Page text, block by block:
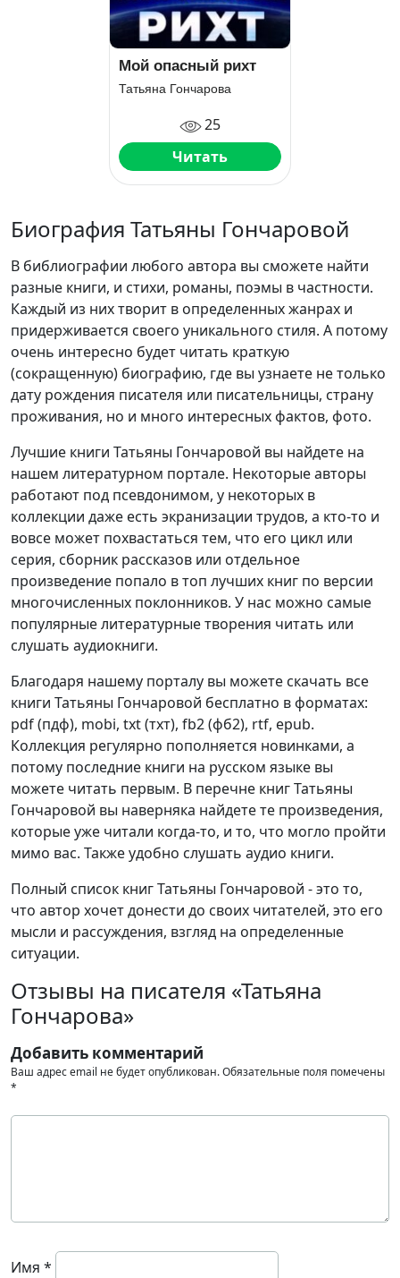
Мой опасный рихт
Татьяна Гончарова
25
Читать
Биография Татьяны Гончаровой
В библиографии любого автора вы сможете найти
разные книги, и стихи, романы, поэмы в частности.
Каждый из них творит в определенных жанрах и
придерживается своего уникального стиля. А потому
очень интересно будет читать краткую
(сокращенную) биографию, где вы узнаете не только
дату рождения писателя или писательницы, страну
проживания, но и много интересных фактов, фото.
Лучшие книги Татьяны Гончаровой вы найдете на
нашем литературном портале. Некоторые авторы
работают под псевдонимом, у некоторых в
коллекции даже есть экранизации трудов, а кто-то и
вовсе может похвастаться тем, что его цикл или
серия, сборник рассказов или отдельное
произведение попало в топ лучших книг по версии
многочисленных поклонников. У нас можно самые
популярные литературные творения читать или
слушать аудиокниги.
Благодаря нашему порталу вы можете скачать все
книги Татьяны Гончаровой бесплатно в форматах:
pdf (пдф), mobi, txt (тхт), fb2 (фб2), rtf, epub.
Коллекция регулярно пополняется новинками, а
потому последние книги на русском языке вы
можете читать первым. В перечне книг Татьяны
Гончаровой вы наверняка найдете те произведения,
которые уже читали когда-то, и то, что могло пройти
мимо вас. Также удобно слушать аудио книги.
Полный список книг Татьяны Гончаровой - это то,
что автор хочет донести до своих читателей, это его
мысли и рассуждения, взгляд на определенные
ситуации.
Отзывы на писателя «Татьяна
Гончарова»
Добавить комментарий
Ваш адрес email не будет опубликован.Обязательные поля помечены
*
Имя *